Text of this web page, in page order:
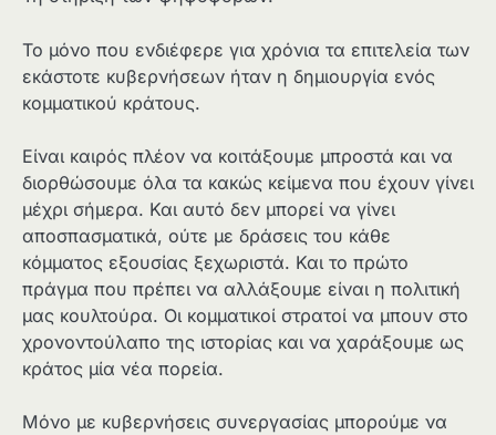
Το μόνο που ενδιέφερε για χρόνια τα επιτελεία των
εκάστοτε κυβερνήσεων ήταν η δημιουργία ενός
κομματικού κράτους.
Είναι καιρός πλέον να κοιτάξουμε μπροστά και να
διορθώσουμε όλα τα κακώς κείμενα που έχουν γίνει
μέχρι σήμερα. Και αυτό δεν μπορεί να γίνει
αποσπασματικά, ούτε με δράσεις του κάθε
κόμματος εξουσίας ξεχωριστά. Και το πρώτο
πράγμα που πρέπει να αλλάξουμε είναι η πολιτική
μας κουλτούρα. Οι κομματικοί στρατοί να μπουν στο
χρονοντούλαπο της ιστορίας και να χαράξουμε ως
κράτος μία νέα πορεία.
Μόνο με κυβερνήσεις συνεργασίας μπορούμε να